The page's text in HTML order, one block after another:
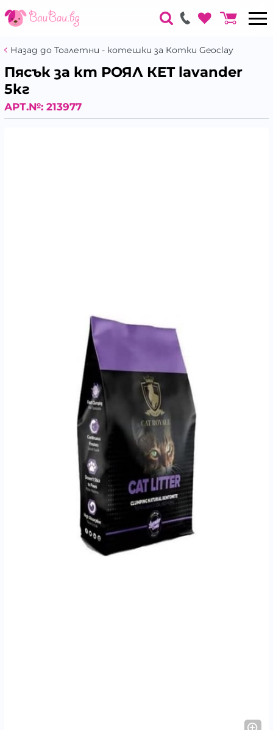
Назад до Тоалетни - котешки за Котки Geoclay
Пясък за кт РОЯЛ КЕТ lavander
5кг
АРТ.№: 213977